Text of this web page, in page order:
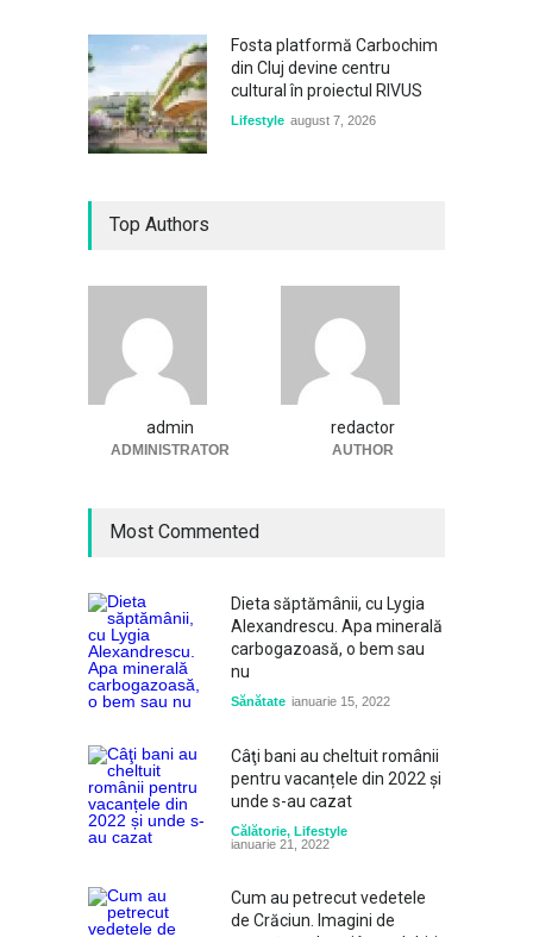
Fosta platformă Carbochim
din Cluj devine centru
cultural în proiectul RIVUS
Lifestyle august 7, 2026
Top Authors
admin
ADMINISTRATOR
redactor
AUTHOR
Most Commented
Dieta săptămânii, cu Lygia
Alexandrescu. Apa minerală
carbogazoasă, o bem sau
nu
Sănătate ianuarie 15, 2022
Câţi bani au cheltuit românii
pentru vacanțele din 2022 și
unde s-au cazat
Călătorie, Lifestyle
ianuarie 21, 2022
Cum au petrecut vedetele
de Crăciun. Imagini de